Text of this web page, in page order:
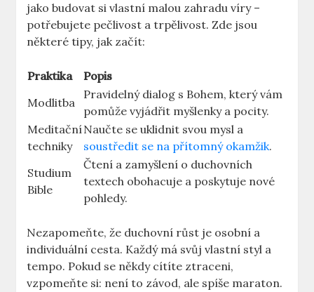
jako budovat si vlastní malou zahradu víry –
potřebujete pečlivost a trpělivost. Zde jsou
některé tipy, jak začít:
Praktika
Popis
Modlitba
Pravidelný dialog s Bohem, který vám
pomůže vyjádřit myšlenky a pocity.
Meditační
techniky
Naučte se uklidnit svou mysl a
soustředit se na přítomný okamžik.
Studium
Bible
Čtení a zamyšlení o duchovních
textech obohacuje a poskytuje nové
pohledy.
Nezapomeňte, že duchovní růst je osobní a
individuální cesta. Každý má svůj vlastní styl a
tempo. Pokud se někdy cítíte ztraceni,
vzpomeňte si: není to závod, ale spíše maraton.